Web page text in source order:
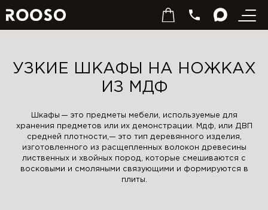
УЗКИЕ ШКАФЫ НА НОЖКАХ
ИЗ МДФ
Шкафы — это предметы мебели, используемые для
хранения предметов или их демонстрации. Мдф, или ДВП
средней плотности,— это тип деревянного изделия,
изготовленного из расщепленных волокон древесины
лиственных и хвойных пород, которые смешиваются с
восковыми и смоляными связующими и формируются в
плиты.